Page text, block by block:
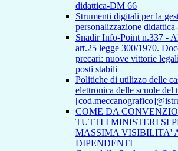
didattica-DM 66
Strumenti digitali per la
personalizzazione
Snadir Info-Point n.337 -
art.25 legge 300/1970.
precari: nuove vittorie
posti stabili
Politiche di utilizzo delle
elettronica delle scuole del
COME DA
TUTTI I MINISTERI SI
MASSIMA VISIBILITA'
DIPENDENTI